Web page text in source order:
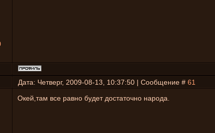
Дата: Четверг, 2009-08-13, 10:37:50 | Сообщение # 61
Окей,там все равно будет достаточно народа.